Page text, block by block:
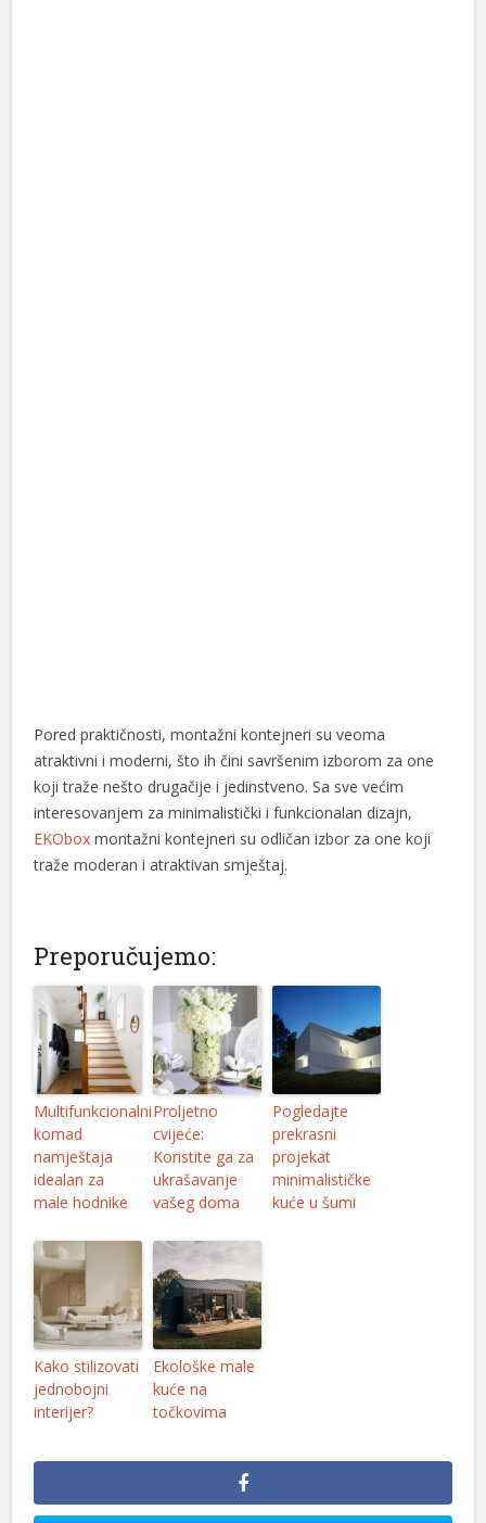
Pored praktičnosti, montažni kontejneri su veoma
atraktivni i moderni, što ih čini savršenim izborom za one
koji traže nešto drugačije i jedinstveno. Sa sve većim
interesovanjem za minimalistički i funkcionalan dizajn,
EKObox montažni kontejneri su odličan izbor za one koji
traže moderan i atraktivan smještaj.
Preporučujemo:
Multifunkcionalni
komad
namještaja
idealan za
male hodnike
Proljetno
cvijeće:
Koristite ga za
ukrašavanje
vašeg doma
Pogledajte
prekrasni
projekat
minimalističke
kuće u šumi
Kako stilizovati
jednobojni
interijer?
Ekološke male
kuće na
točkovima